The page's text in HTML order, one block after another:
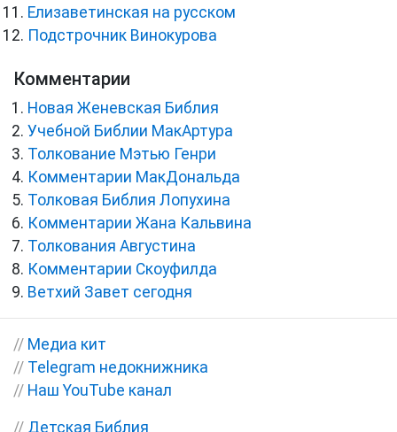
Елизаветинская на русском
Подстрочник Винокурова
Комментарии
Новая Женевская Библия
Учебной Библии МакАртура
Толкование Мэтью Генри
Комментарии МакДональда
Толковая Библия Лопухина
Комментарии Жана Кальвина
Толкования Августина
Комментарии Скоуфилда
Ветхий Завет сегодня
// Медиа кит
// Telegram недокнижника
// Наш YouTube канал
// Детская Библия